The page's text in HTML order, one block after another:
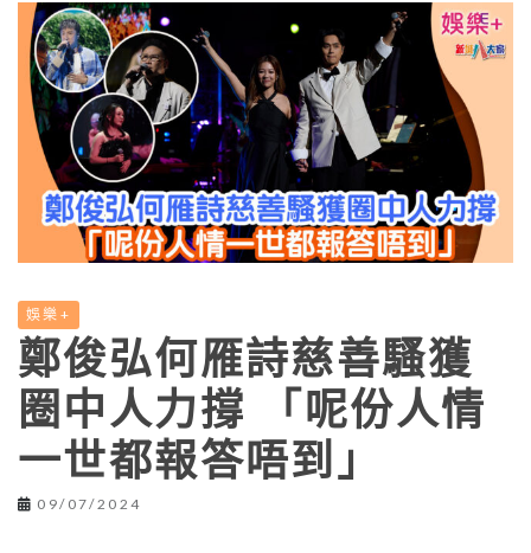
娛樂+
鄭俊弘何雁詩慈善騷獲
圈中人力撐 「呢份人情
一世都報答唔到」
09/07/2024